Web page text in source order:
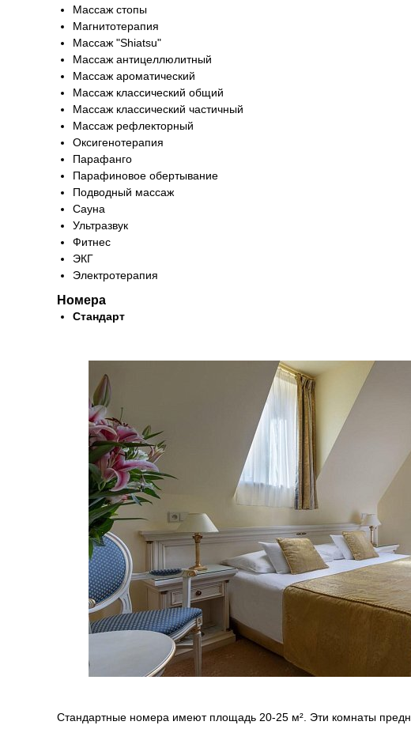
Маccаж стопы
Магнитотерапия
Массаж "Shiatsu"
Массаж антицеллюлитный
Массаж ароматический
Массаж классический общий
Массаж классический частичный
Массаж рефлекторный
Оксигенотерапия
Парафанго
Парафиновое обертывание
Подводный массаж
Сауна
Ультразвук
Фитнес
ЭКГ
Электротерапия
Номера
Стандарт
Стандартные номера имеют площадь 20-25 м². Эти комнаты